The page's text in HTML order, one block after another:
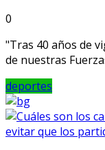
0
"Tras 40 años de
de nuestras
deportes